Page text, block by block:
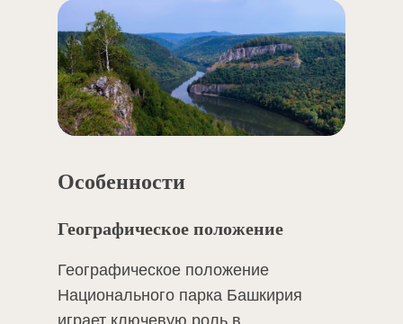
Особенности
Географическое положение
Географическое положение
Национального парка Башкирия
играет ключевую роль в